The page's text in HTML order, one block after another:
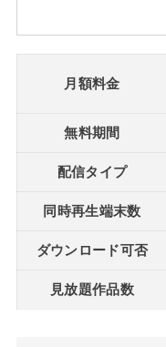
月額料金
無料期間
配信タイプ
同時再生端末数
ダウンロード可否
見放題作品数